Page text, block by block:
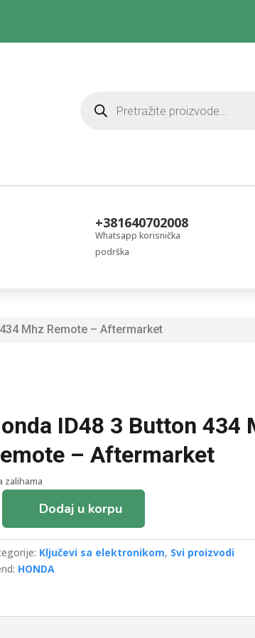
search
+381640702008
Whatsapp korisnička
podrška
Mhz Remote – Aftermarket
ID48 3 Button 434
– Aftermarket
zalihama
Dodaj u korpu
Ključevi sa elektronikom, Svi proizvodi
HONDA